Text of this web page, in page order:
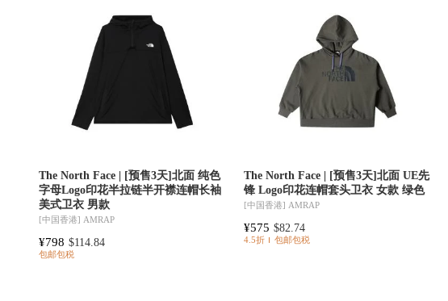
The North Face | [预售3天]北面 纯色
字母Logo印花半拉链半开襟连帽长袖
美式卫衣 男款
[中国香港] AMRAP
¥798 $114.84
包邮包税
The North Face | [预售3天]北面 UE先
锋 Logo印花连帽套头卫衣 女款 绿色
[中国香港] AMRAP
¥575 $82.74
4.5折 包邮包税